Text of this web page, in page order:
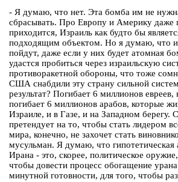
- Я думаю, что нет. Эта бомба им не
сбрасывать. Про Европу и Америку даже
приходится, Израиль как будто бы
подходящим объектом. Но я думаю, что
пойдут, даже если у них будет атомная
удастся пробиться через израильскую
противоракетной обороны, что тоже
США снабдили эту страну сильной
результат? Погибает 6 миллионов
погибает 6 миллионов арабов, которые
Израиле, и в Газе, и на Западном берегу.
претендует на то, чтобы стать лидером
мира, конечно, не захочет стать
мусульман. Я думаю, что гипотетическая
Ирана - это, скорее, политическое
чтобы довести процесс обогащение
минутной готовности, для того, чтобы